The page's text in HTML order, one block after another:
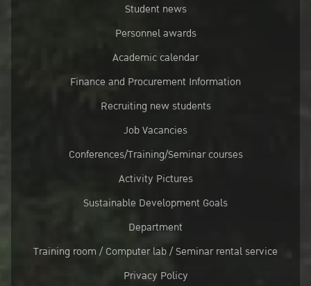
Student news
Personnel awards
Academic calendar
Finance and Procurement Information
Recruiting new students
Job Vacancies
Conferences/Training/Seminar courses
Activity Pictures
Sustainable Development Goals
Department
Training room / Computer lab / Seminar rental service
Privacy Policy